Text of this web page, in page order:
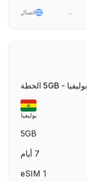
→ اتصال
بوليفيا - 5GB الخطة
بوليفيا
5GB
7 أيام
1